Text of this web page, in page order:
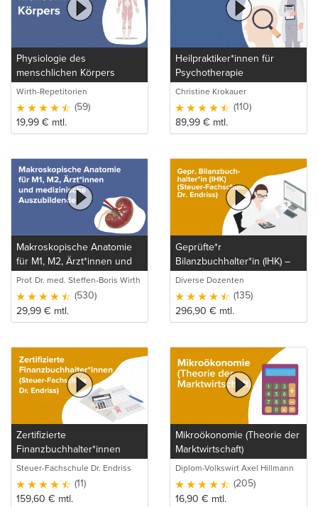
Physiologie des
menschlichen Körpers
Wirth-Repetitorien
(59)
19,99 € mtl.
Heilpraktiker*innen für
Psychotherapie
Christine Krokauer
(110)
89,99 € mtl.
Makroskopische Anatomie
für M1, M2, Ärzt*innen und
medizinische Auszubildende
Prof. Dr. med. Steffen-Boris Wirth
(1)
(530)
29,99 € mtl.
Geprüfte*r
Bilanzbuchhalter*in (IHK) –
Bachelor Professional in
Bilanzbuchhaltung (Steuer-
Fachschule Dr. Endriss)
Diverse Dozenten
(135)
296,90 € mtl.
Zertifizierte
Finanzbuchhalter*innen
(Steuer-Fachschule Dr.
Steuer-Fachschule Dr. Endriss
GmbH & Co. KG (11)
159,60 € mtl.
Mikroökonomie (Theorie der
Marktwirtschaft)
Diplom-Volkswirt Axel Hillmann
(205)
16,90 € mtl.